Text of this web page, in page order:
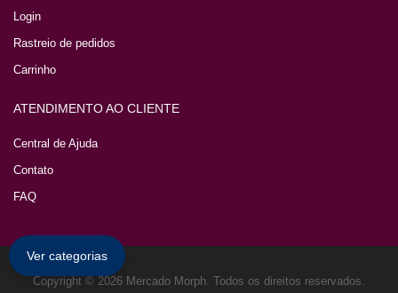
Login
Rastreio de pedidos
Carrinho
ATENDIMENTO AO CLIENTE
Central de Ajuda
Contato
FAQ
Copyright © 2026 Mercado Morph. Todos os direitos reservados.
Ver categorias